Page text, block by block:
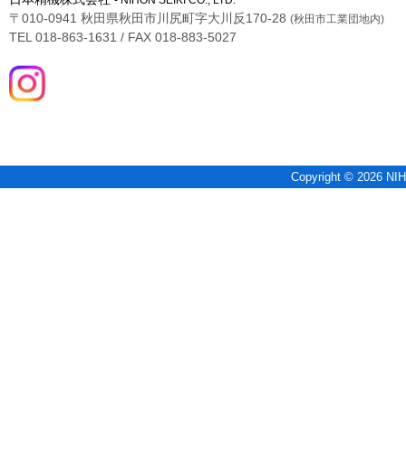
〒010-0941 秋田県秋田市川尻町字大川反170-28 (秋田市工業団地内)
TEL 018-863-1631 / FAX 018-883-5027
Copyright © 2026